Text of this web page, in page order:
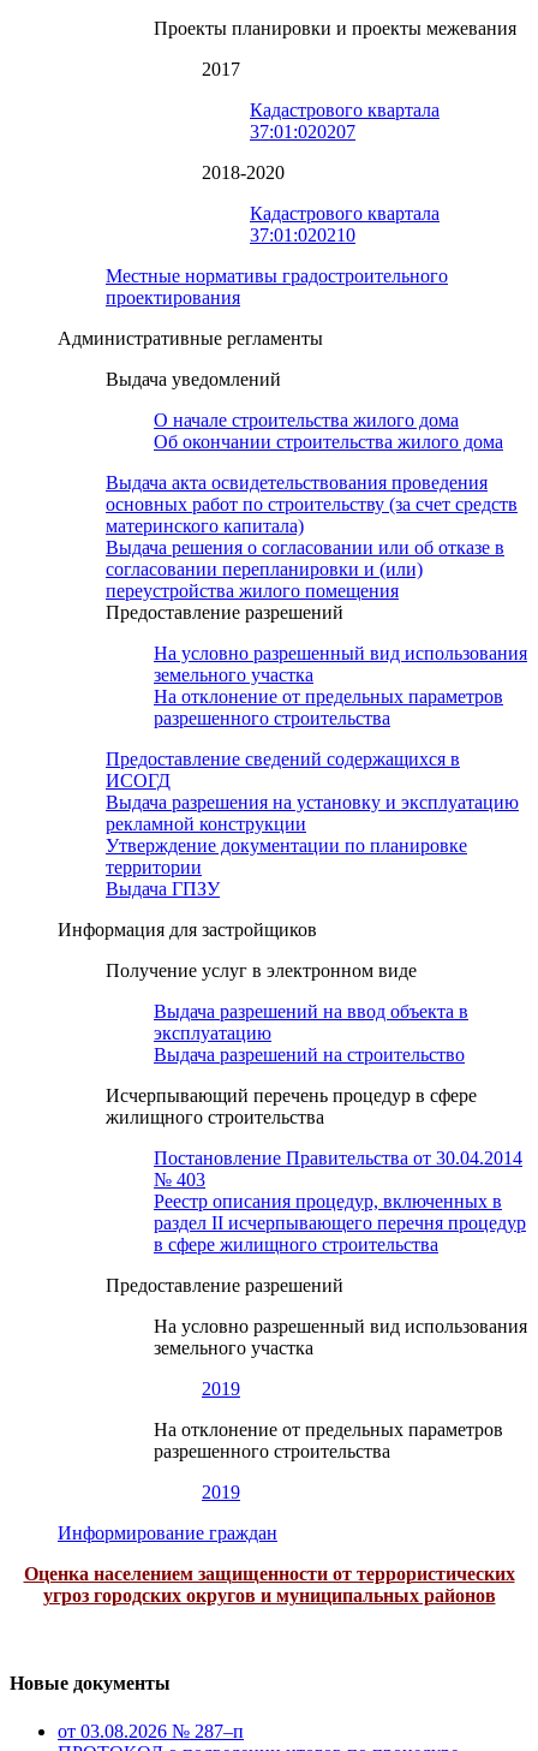
Проекты планировки и проекты межевания
2017
Кадастрового квартала
37:01:020207
2018-2020
Кадастрового квартала
37:01:020210
Местные нормативы градостроительного
проектирования
Административные регламенты
Выдача уведомлений
О начале строительства жилого дома
Об окончании строительства жилого дома
Выдача акта освидетельствования проведения
основных работ по строительству (за счет средств
материнского капитала)
Выдача решения о согласовании или об отказе в
согласовании перепланировки и (или)
переустройства жилого помещения
Предоставление разрешений
На условно разрешенный вид использования
земельного участка
На отклонение от предельных параметров
разрешенного строительства
Предоставление сведений содержащихся в
ИСОГД
Выдача разрешения на установку и эксплуатацию
рекламной конструкции
Утверждение документации по планировке
территории
Выдача ГПЗУ
Информация для застройщиков
Получение услуг в электронном виде
Выдача разрешений на ввод объекта в
эксплуатацию
Выдача разрешений на строительство
Исчерпывающий перечень процедур в сфере
жилищного строительства
Постановление Правительства от 30.04.2014
№ 403
Реестр описания процедур, включенных в
раздел II исчерпывающего перечня процедур
в сфере жилищного строительства
Предоставление разрешений
На условно разрешенный вид использования
земельного участка
2019
На отклонение от предельных параметров
разрешенного строительства
2019
Информирование граждан
Оценка населением защищенности от террористических
угроз городских округов и муниципальных районов
Новые документы
от 03.08.2026 № 287–п